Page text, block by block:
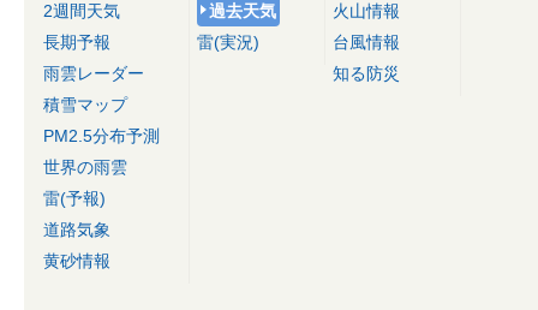
2週間天気
長期予報
雨雲レーダー
積雪マップ
PM2.5分布予測
世界の雨雲
雷(予報)
道路気象
黄砂情報
過去天気
雷(実況)
火山情報
台風情報
知る防災